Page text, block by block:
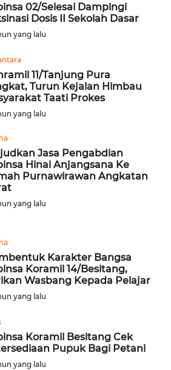
02/Selesai Dampingi
Dosis II Sekolah Dasar
yang lalu
11/Tanjung Pura
Turun Kejalan Himbau
Taati Prokes
yang lalu
Jasa Pengabdian
Hinai Anjangsana Ke
Purnawirawan Angkatan
yang lalu
Karakter Bangsa
Koramil 14/Besitang,
Wasbang Kepada Pelajar
yang lalu
Koramil Besitang Cek
Pupuk Bagi Petani
yang lalu